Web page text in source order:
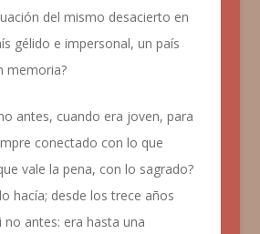
del mismo desacierto en
gélido e impersonal, un país
memoria?
antes, cuando era joven, para
conectado con lo que
vale la pena, con lo sagrado?
hacía; desde los trece años
no antes: era hasta una